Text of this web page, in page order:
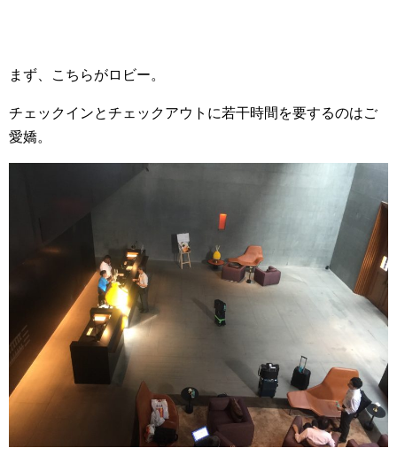
まず、こちらがロビー。
チェックインとチェックアウトに若干時間を要するのはご
愛嬌。